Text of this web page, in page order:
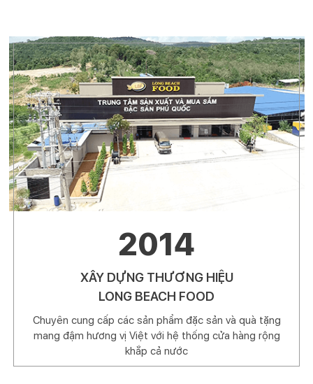
2014
XÂY DỰNG THƯƠNG HIỆU
LONG BEACH FOOD
Chuyên cung cấp các sản phẩm đặc sản và quà tặng
mang đậm hương vị Việt với hệ thống cửa hàng rộng
khắp cả nước